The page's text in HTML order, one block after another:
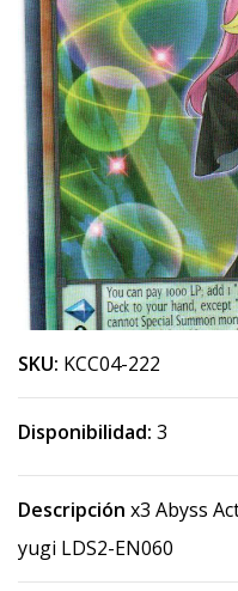
SKU: KCC04-222
Disponibilidad: 3
Descripción x3 Abyss
yugi LDS2-EN060